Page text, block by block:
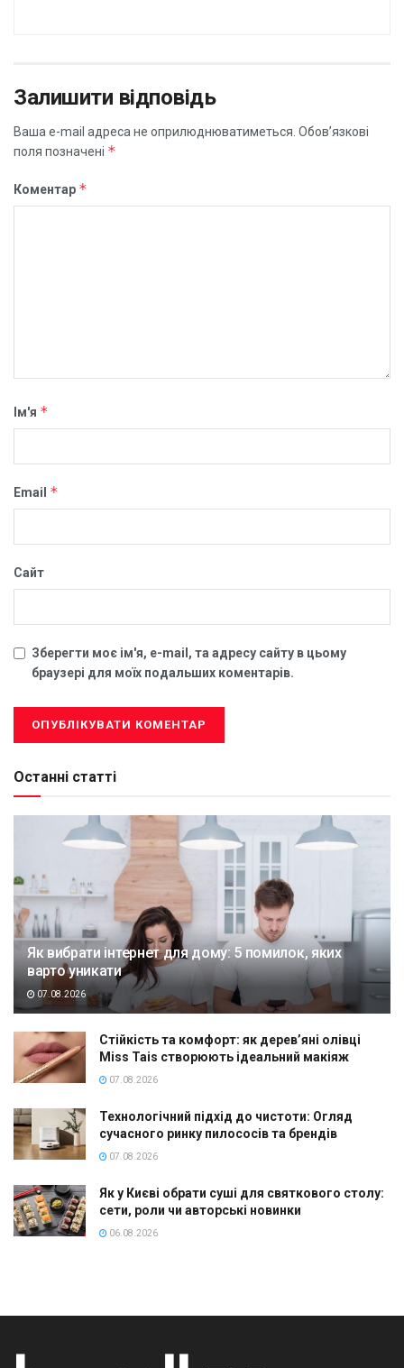
Залишити відповідь
Ваша e-mail адреса не оприлюднюватиметься. Обов’язкові
поля позначені *
Коментар *
Ім'я *
Email *
Сайт
Зберегти моє ім'я, e-mail, та адресу сайту в цьому
браузері для моїх подальших коментарів.
Останні статті
Як вибрати інтернет для дому: 5 помилок, яких
варто уникати
07.08.2026
Стійкість та комфорт: як дерев’яні олівці
Miss Tais створюють ідеальний макіяж
07.08.2026
Технологічний підхід до чистоти: Огляд
сучасного ринку пилососів та брендів
07.08.2026
Як у Києві обрати суші для святкового столу:
сети, роли чи авторські новинки
06.08.2026